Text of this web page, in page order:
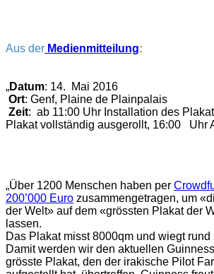
Aus der Medienmitteilung:
„Datum: 14. Mai 2016
Ort: Genf, Plaine de Plainpalais
Zeit: ab 11:00 Uhr Installation des
Plakat vollständig ausgerollt, 16:00 Uhr
„Über 1200 Menschen haben per
200’000 Euro zusammengetragen, um
der Welt» auf dem «grössten Plakat der
lassen.
Das Plakat misst 8000qm und wiegt rund
Damit werden wir den aktuellen
grösste Plakat, den der irakische Pilot